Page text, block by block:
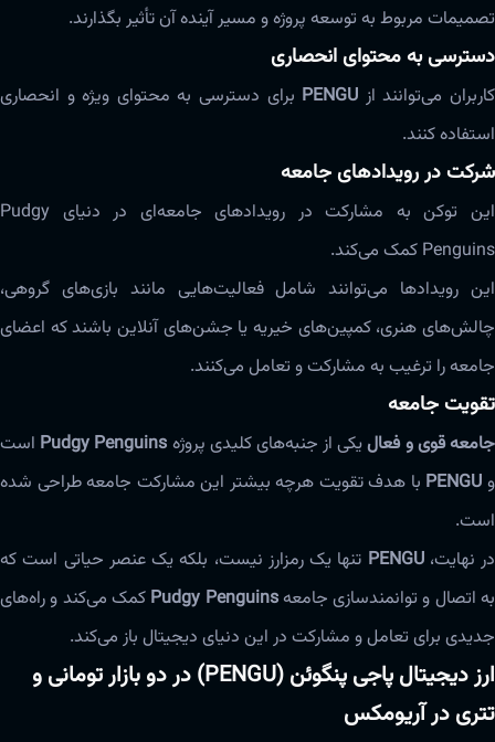
تصمیمات مربوط به توسعه پروژه و مسیر آینده آن تأثیر بگذارند.
دسترسی به محتوای انحصاری
کاربران می‌توانند از PENGU برای دسترسی به محتوای ویژه و انحصاری
استفاده کنند.
شرکت در رویدادهای جامعه
این توکن به مشارکت در رویدادهای جامعه‌ای در دنیای Pudgy
Penguins کمک می‌کند.
این رویدادها می‌توانند شامل فعالیت‌هایی مانند بازی‌های گروهی،
چالش‌های هنری، کمپین‌های خیریه یا جشن‌های آنلاین باشند که اعضای
جامعه را ترغیب به مشارکت و تعامل می‌کنند.
تقویت جامعه
جامعه قوی و فعالیکی از جنبه‌های کلیدی پروژه Pudgy Penguins است
و PENGU با هدف تقویت هرچه بیشتر این مشارکت جامعه طراحی شده
است.
در نهایت،PENGU تنها یک رمزارز نیست، بلکه یک عنصر حیاتی است که
به اتصال و توانمندسازی جامعهPudgy Penguins کمک می‌کند و راه‌های
جدیدی برای تعامل و مشارکت در این دنیای دیجیتال باز می‌کند.
ارز دیجیتال پاجی پنگوئن‌ (PENGU) در دو بازار تومانی و
تتری در آریومکس